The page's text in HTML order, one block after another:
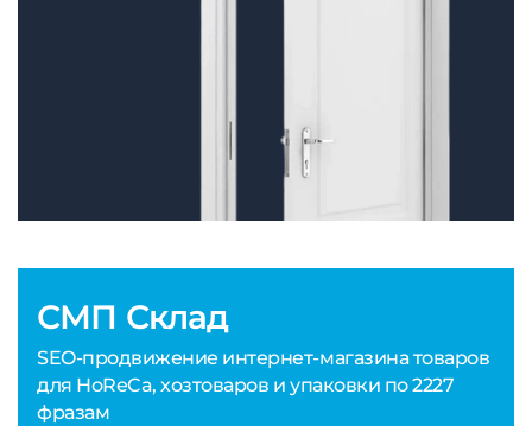
СМП Склад
SEO-продвижение интернет-магазина товаров
для HoReCa, хозтоваров и упаковки по 2227
фразам